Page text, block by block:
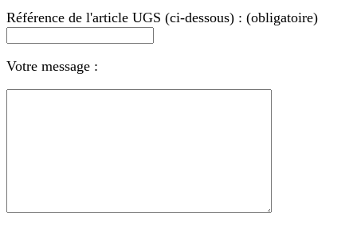
Référence de l'article UGS (ci-dessous) : (obligatoire)
Votre message :